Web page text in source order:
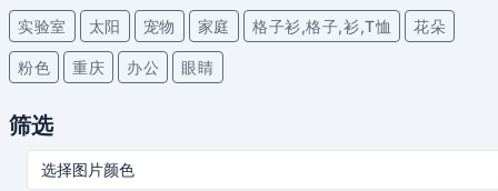
实验室 太阳 宠物 家庭 格子衫,格子,衫,T恤 花朵
粉色 重庆 办公 眼睛
筛选